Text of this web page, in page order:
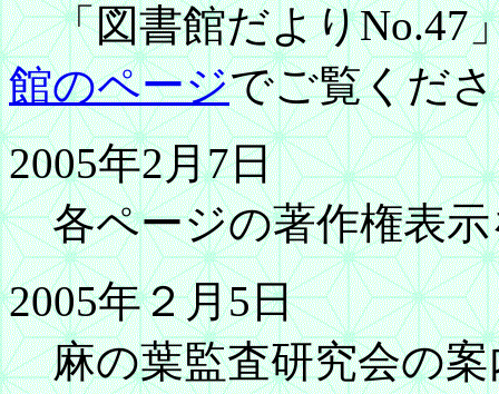
「図書館だよりNo.47
館のページでご覧くだ
2005年2月7日
各ページの著作権表示
2005年２月5日
麻の葉監査研究会の案